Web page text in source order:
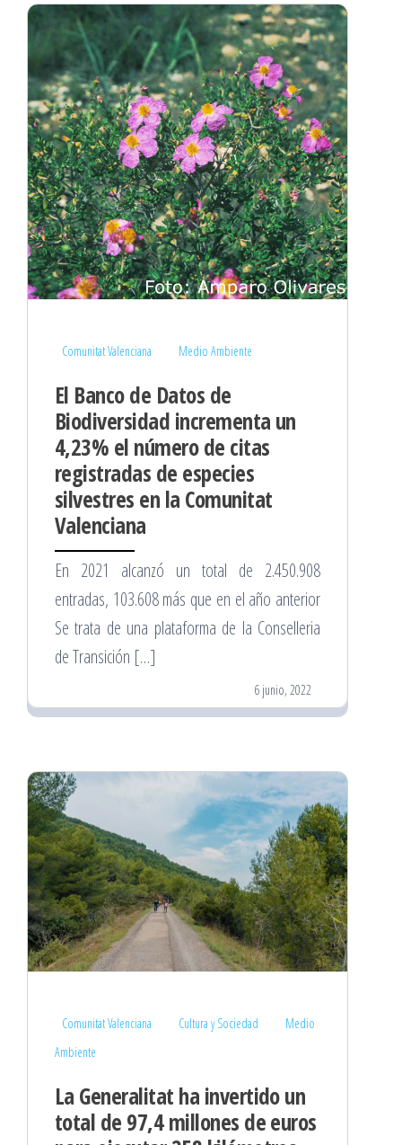
Comunitat Valenciana Medio Ambiente
El Banco de Datos de
Biodiversidad incrementa un
4,23% el número de citas
registradas de especies
silvestres en la Comunitat
Valenciana
En 2021 alcanzó un total de 2.450.908
entradas, 103.608 más que en el año anterior
Se trata de una plataforma de la Conselleria
de Transición […]
6 junio, 2022
Comunitat Valenciana Cultura y Sociedad
Medio
Ambiente
La Generalitat ha invertido un
total de 97,4 millones de euros